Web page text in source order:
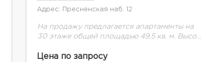
Адрес: Пресненская наб. 12
На продажу предлагается апартаменты на
30 этаже общей площадью 49,5 кв. м. Высота
высокое здание в Европе в составе
Цена по запросу